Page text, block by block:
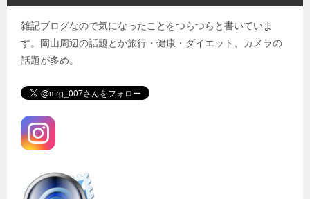
雑記ブログなので気になったことをつらつらと書いていま
す。岡山周辺の話題とか旅行・健康・ダイエット、カメラの
話題が多め。